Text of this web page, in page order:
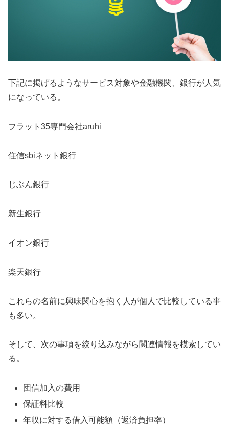
下記に掲げるようなサービス対象や金融機関、銀行が人気
になっている。
フラット35専門会社aruhi
住信sbiネット銀行
じぶん銀行
新生銀行
イオン銀行
楽天銀行
これらの名前に興味関心を抱く人が個人で比較している事
も多い。
そして、次の事項を絞り込みながら関連情報を模索してい
る。
団信加入の費用
保証料比較
年収に対する借入可能額（返済負担率）